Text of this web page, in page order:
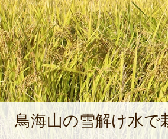
鳥海山の雪解け水で